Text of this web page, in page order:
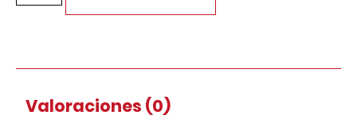
Valoraciones (0)